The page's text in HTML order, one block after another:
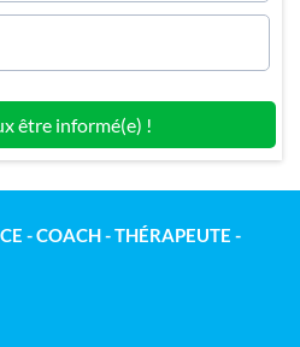
être informé(e) !
- COACH - THÉRAPEUTE -